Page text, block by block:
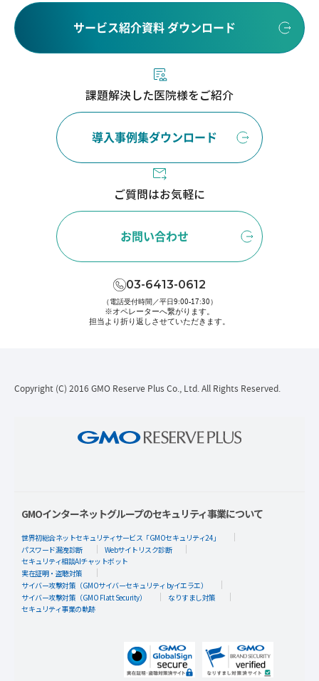
サービス紹介資料 ダウンロード
課題解決した医院様をご紹介
導入事例集ダウンロード
ご質問はお気軽に
お問い合わせ
03-6413-0612
（電話受付時間／平日9:00-17:30）
※オペレーターへ繋がります。
担当より折り返しさせていただきます。
Copyright (C) 2016 GMO Reserve Plus Co., Ltd. All Rights Reserved.
GMOインターネットグループのセキュリティ事業について
世界初総合ネットセキュリティサービス「GMOセキュリティ24」
パスワード漏洩診断
Webサイトリスク診断
セキュリティ相談AIチャットボット
実在証明・盗聴対策
サイバー攻撃対策（GMOサイバーセキュリティ byイエラエ）
サイバー攻撃対策（GMO Flatt Security）
なりすまし対策
セキュリティ事業の軌跡